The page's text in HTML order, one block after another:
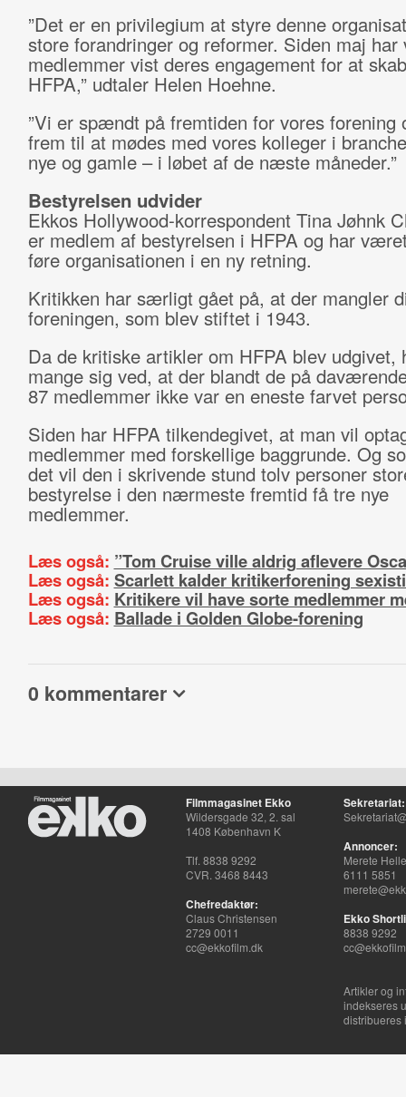
”Det er en privilegium at styre denne
store forandringer og reformer. Siden maj har
medlemmer vist deres engagement for at
HFPA,” udtaler Helen Hoehne.
”Vi er spændt på fremtiden for vores forening
frem til at mødes med vores kolleger i
nye og gamle – i løbet af de næste måneder.”
Bestyrelsen udvider
Ekkos Hollywood-korrespondent Tina Jøhnk
er medlem af bestyrelsen i HFPA og har
føre organisationen i en ny retning.
Kritikken har særligt gået på, at der mangler
foreningen, som blev stiftet i 1943.
Da de kritiske artikler om HFPA blev
mange sig ved, at der blandt de på
87 medlemmer ikke var en eneste farvet
Siden har HFPA tilkendegivet, at man vil
medlemmer med forskellige baggrunde. Og
det vil den i skrivende stund tolv personer
bestyrelse i den nærmeste fremtid få tre nye
medlemmer.
Læs også: ”Tom Cruise ville aldrig aflevere
Læs også: Scarlett kalder kritikerforening
Læs også: Kritikere vil have sorte medlemmer
Læs også: Ballade i Golden Globe-forening
0 kommentarer
Filmmagasinet Ekko
Wildersgade 32, 2. sal
1408 København K
Tlf. 8838 9292
CVR. 3468 8443
Chefredaktør:
Claus Christensen
2729 0011
cc@ekkofilm.dk
Sekretariat:
Annoncer:
Merete
6111 5851
Ekko
8838 9292
Artikler og
indekseres
distribueres